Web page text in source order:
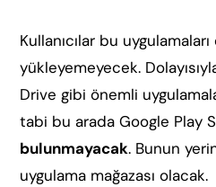
Kullanıcılar bu
yükleyemeyecek.
Drive gibi önemli
tabi bu arada Google Play
bulunmayacak. Bunun
uygulama mağazası olacak.